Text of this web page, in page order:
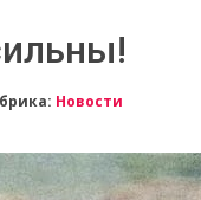
Новости